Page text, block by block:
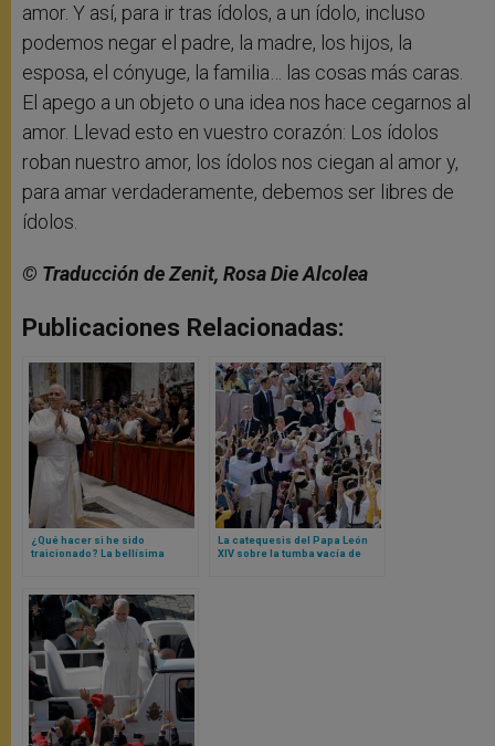
amor. Y así, para ir tras ídolos, a un ídolo, incluso
podemos negar el padre, la madre, los hijos, la
esposa, el cónyuge, la familia… las cosas más caras.
El apego a un objeto o una idea nos hace cegarnos al
amor. Llevad esto en vuestro corazón: Los ídolos
roban nuestro amor, los ídolos nos ciegan al amor y,
para amar verdaderamente, debemos ser libres de
ídolos.
© Traducción de Zenit, Rosa Die Alcolea
Publicaciones Relacionadas:
¿Qué hacer si he sido
traicionado? La bellísima
La catequesis del Papa León
XIV sobre la tumba vacía de